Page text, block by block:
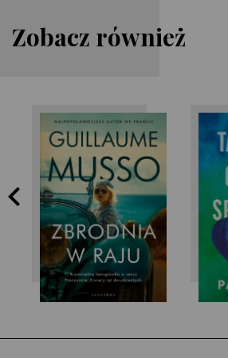
Zobacz również
Guillaume Musso